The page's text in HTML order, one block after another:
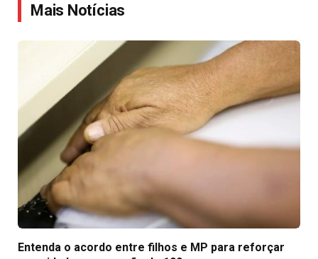
Mais Notícias
Entenda o acordo entre filhos e MP para reforçar